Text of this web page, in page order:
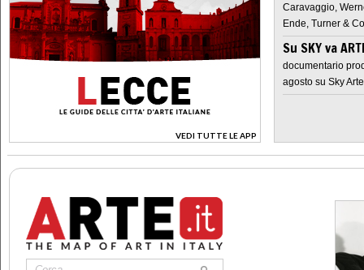
VEDI TUTTE LE APP
>
Caravaggio,
Ende, Turner &
Su SKY va
documentario
agosto su Sky Arte